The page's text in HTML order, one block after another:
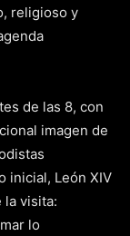
religioso y
de las 8, con
imagen de
inicial, León XIV
la visita:
lo